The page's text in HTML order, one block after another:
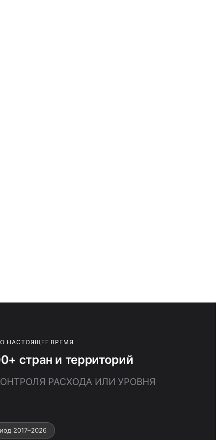
НАСТОЯЩЕЕ ВРЕМЯ
стран и территорий
РАСХОДА ИЛИ УРОВНЯ
2017–2026